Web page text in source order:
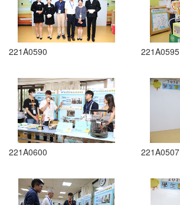
221A0590 221A0595
221A0600 221A0507